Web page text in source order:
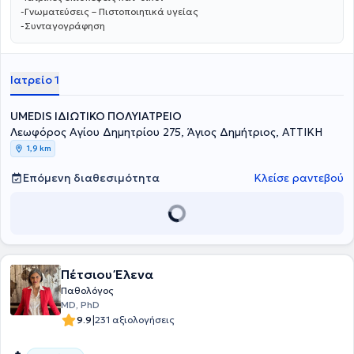
-Γνωματεύσεις – Πιστοποιητικά υγείας
-Συνταγογράφηση
Ιατρείο 1
UMEDIS ΙΔΙΩΤΙΚΟ ΠΟΛΥΙΑΤΡΕΙΟ
Λεωφόρος Αγίου Δημητρίου 275, Άγιος Δημήτριος, ΑΤΤΙΚΗ
1,9 km
Επόμενη διαθεσιμότητα Κλείσε ραντεβού
Πέτσιου Έλενα
Παθολόγος
MD, PhD
9.9|231 αξιολογήσεις